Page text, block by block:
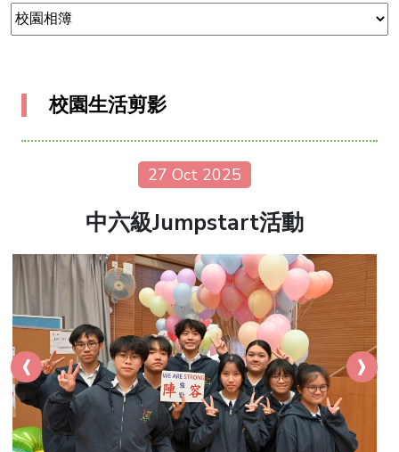
校園生活剪影
27 Oct 2025
中六級Jumpstart活動
‹ ›